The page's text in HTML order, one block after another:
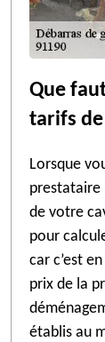
Que
tarifs de
Lorsque
prestataire
de votre
pour
car c’est
prix de la
établis au